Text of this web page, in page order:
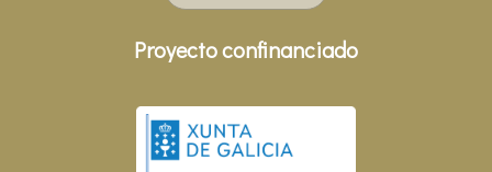
Proyecto confinanciado